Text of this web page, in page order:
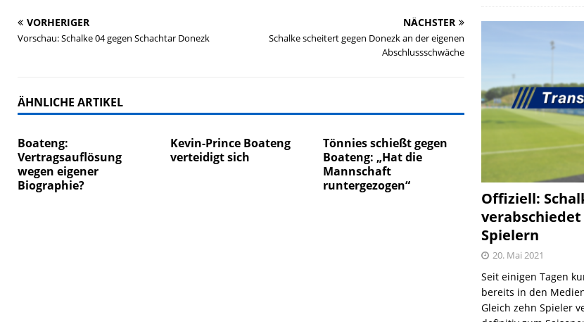
VORHERIGER
Vorschau: Schalke 04 gegen Schachtar Donezk
NÄCHSTER
Schalke scheitert gegen Donezk an der eigenen
Abschlussschwäche
ÄHNLICHE ARTIKEL
Boateng:
Vertragsauflösung
wegen eigener
Biographie?
Kevin-Prince Boateng
verteidigt sich
Tönnies schießt gegen
Boateng: „Hat die
Mannschaft
runtergezogen“
Offiziell:
verabschiedet
Spielern
20. Mai 2021
Seit einigen Tagen
bereits in den
Gleich zehn Spieler